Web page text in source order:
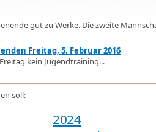
gut zu Werke. Die zweite
Freitag, 5. Februar 2016
kein Jugendtraining...
soll:
2024